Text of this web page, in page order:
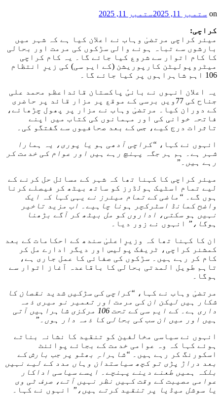
on ستمبر 11, 2025
ستمبر 11, 2025
کراچی:
میئر کراچی مرتضیٰ وہاب نے اعلان کیا ہے کہ شہر میں
بارشوں سے تباہ ہونے والی سڑکوں کی مرمت اور بحالی
کا کام اتوار سے شروع کیا جائے گا۔ یہ کام کراچی
میٹروپولیٹن کارپوریشن (کے ایم سی) کی زیرِ انتظام
106 اہم شاہراہوں پر کیا جائے گا۔
یہ اعلان انہوں نے بانیٔ پاکستان قائداعظم محمد علی
جناح کی 77ویں برسی کے موقع پر مزار قائد پر حاضری
کے دوران کیا۔ مرتضیٰ وہاب نے مزار پر پھول چڑھائے،
فاتحہ خوانی کی اور مہمانوں کی کتاب میں اپنے
تاثرات درج کیے، جس کے بعد صحافیوں سے گفتگو کی۔
انہوں نے کہا، “کراچی آدھی ہو یا پوری، یہ ہمارا
شہر ہے۔ ہم ہر جگہ پہنچ رہے ہیں اور عوام کی خدمت کر
رہے ہیں۔”
میئر کراچی کا کہنا تھا کہ شہر کے مسائل حل کرنے کے
لیے تمام اسٹیک ہولڈرز کو ساتھ بیٹھ کر فیصلے کرنا
ہوں گے۔ “ماضی کے تمام میئرز نے یہی کہا کہ ایک
واضح کمانڈ اسٹرکچر ہونا چاہیے۔ اب مزید تاخیر
نہیں ہو سکتی، اداروں کو مل بیٹھ کر آگے بڑھنا
ہوگا،” انہوں نے زور دیا۔
ان کا کہنا تھا کہ وزیرِاعلیٰ سندھ کے احکامات کے بعد
کمشنر کراچی، ٹریفک پولیس اور دیگر ادارے مل کر
کام کر رہے ہیں۔ سڑکوں کی صفائی کا عمل جاری ہے،
تاہم طویل المدتی بحالی کا باقاعدہ آغاز اتوار سے
ہوگا۔
مرتضیٰ وہاب نے کہا، “کراچی کی سڑکیں شدید نقصان کا
شکار ہیں لیکن ان کی مرمت اور تعمیر نو میری ذمہ
داری ہے۔ کے ایم سی کے تحت 106 مرکزی شاہراہیں آتی
ہیں اور میں ان سب کی بحالی کا ذمہ دار ہوں۔”
انہوں نے سیاسی مخالفین کو تنقید کا نشانہ بناتے
ہوئے کہا کہ وہ عوامی خدمت کے بجائے پوائنٹ
اسکورنگ کر رہے ہیں۔ “شاہراہِ بھٹو پر جب بارش کے
بعد دراڑ پڑی تو کچھ سیاستدان وہاں مدد کے لیے نہیں
بلکہ ہمیں طعنے دینے پہنچے۔ ایسے سیاسی اداکار
عوامی مصیبت کے وقت کہیں نظر نہیں آتے، صرف ٹی وی
یا سوشل میڈیا پر تنقید کرتے ہیں،” انہوں نے کہا۔